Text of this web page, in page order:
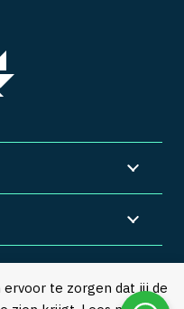
te zorgen dat jij de